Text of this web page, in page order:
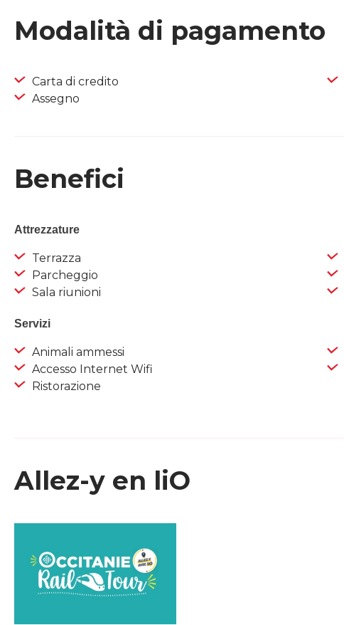
Modalità di pagamento
Carta di credito
Assegno
Benefici
Attrezzature
Terrazza
Parcheggio
Sala riunioni
Servizi
Animali ammessi
Accesso Internet Wifi
Ristorazione
Allez-y en liO